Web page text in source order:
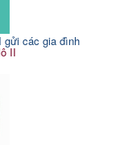
gửi các gia đình
II